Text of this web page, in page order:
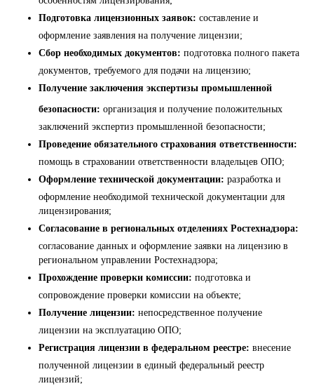
Подготовка лицензионных заявок: составление и
оформление заявления на получение лицензии;
Сбор необходимых документов: подготовка полного пакета
документов, требуемого для подачи на лицензию;
Получение заключения экспертизы промышленной
безопасности: организация и получение положительных
заключений экспертиз промышленной безопасности;
Проведение обязательного страхования ответственности:
помощь в страховании ответственности владельцев ОПО;
Оформление технической документации: разработка и
оформление необходимой технической документации для
лицензирования;
Согласование в региональных отделениях Ростехнадзора:
согласование данных и оформление заявки на лицензию в
региональном управлении Ростехнадзора;
Прохождение проверки комиссии: подготовка и
сопровождение проверки комиссии на объекте;
Получение лицензии: непосредственное получение
лицензии на эксплуатацию ОПО;
Регистрация лицензии в федеральном реестре: внесение
полученной лицензии в единый федеральный реестр
лицензий;